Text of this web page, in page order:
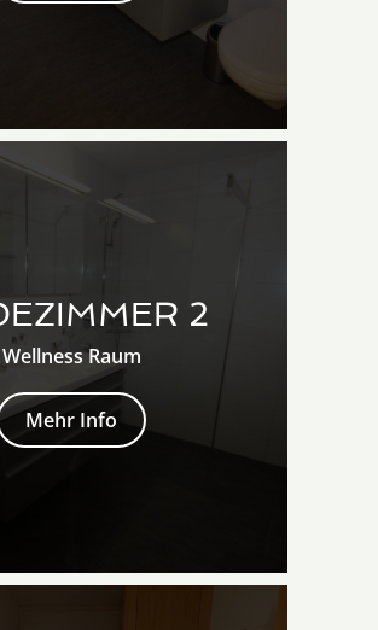
2
Wellness Raum
Mehr Info